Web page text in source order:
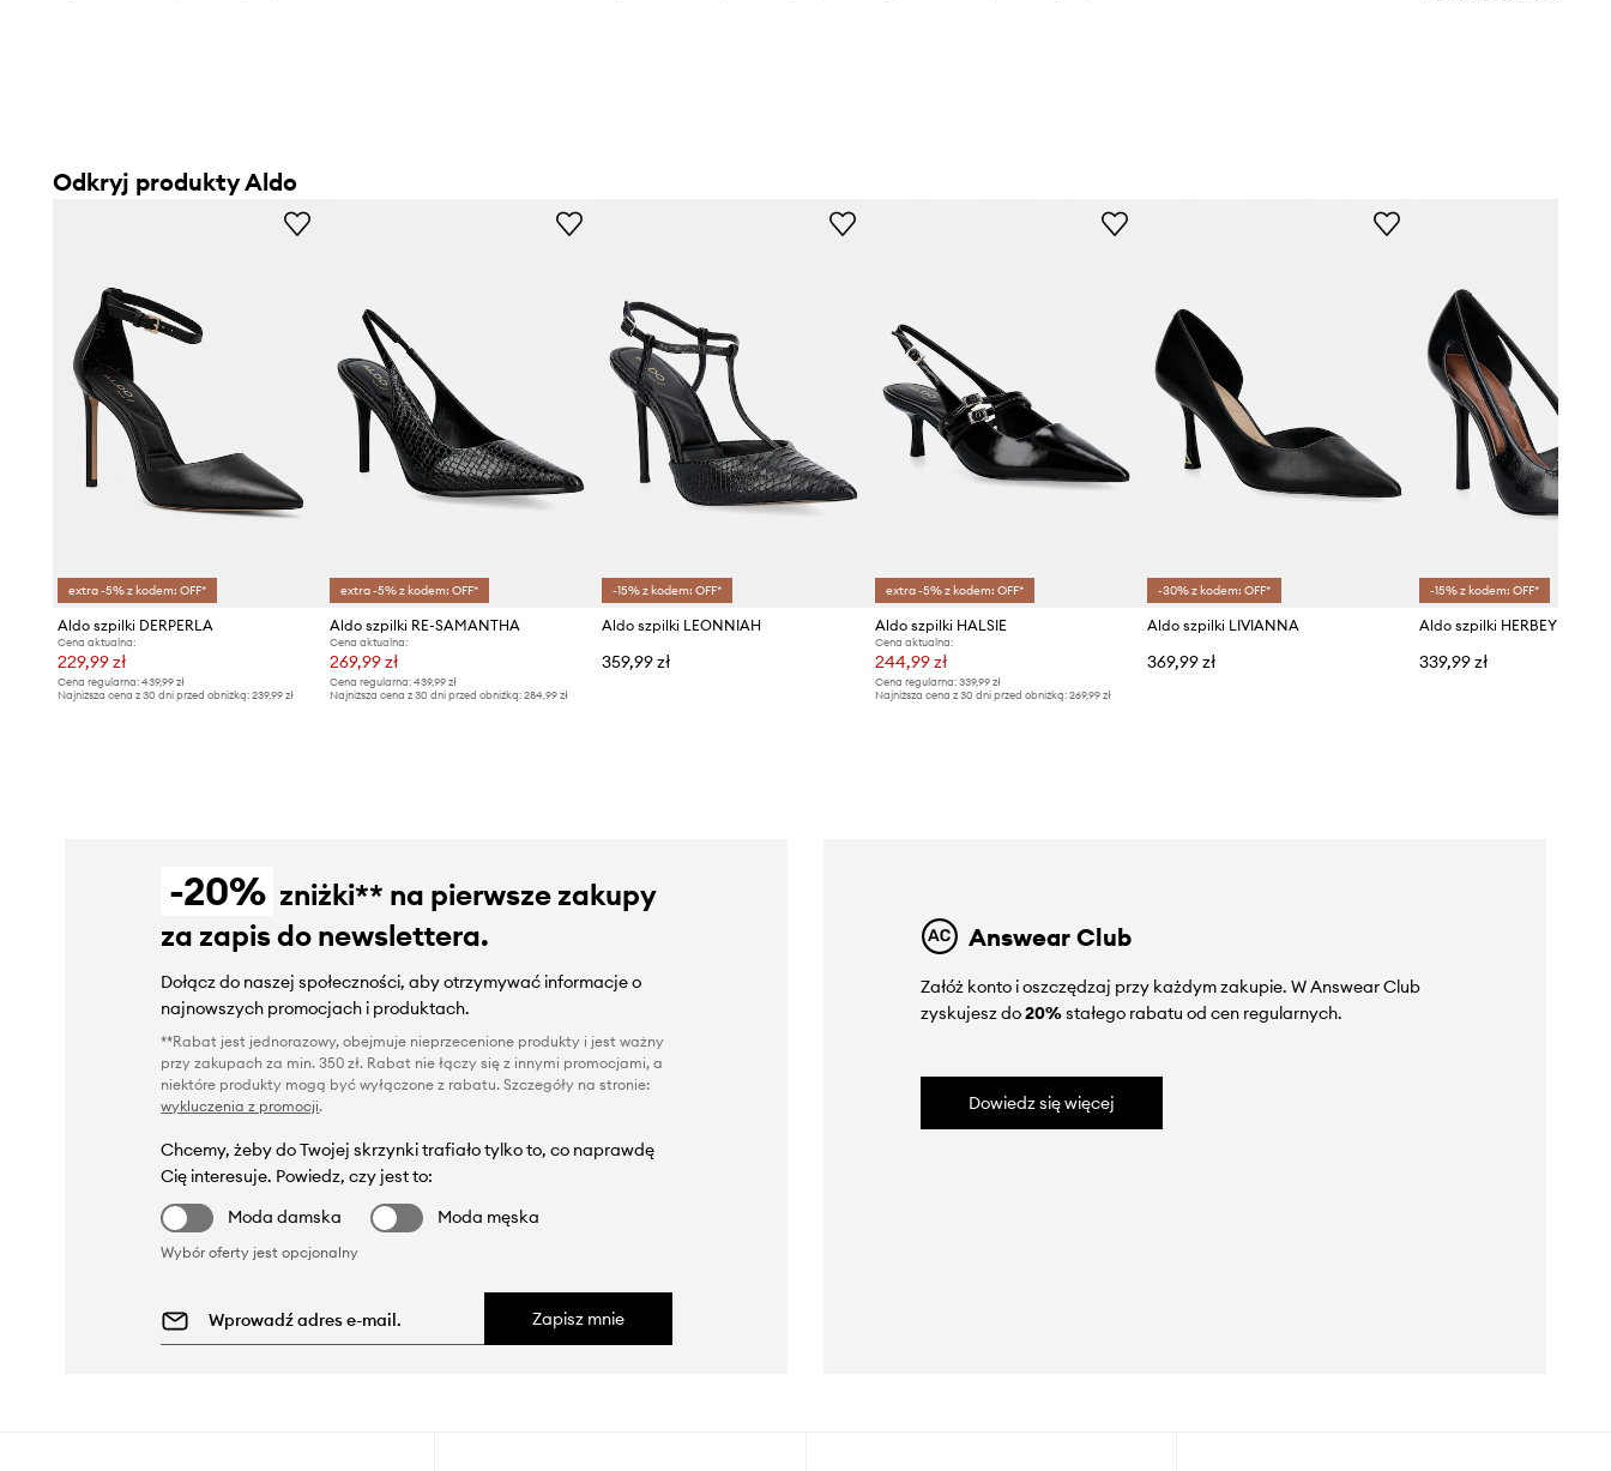
Odkryj produkty Aldo
extra -5% z kodem: OFF*
Aldo szpilki DERPERLA
Cena aktualna:
229,99 zł
Cena regularna: 439,99 zł
Najniższa cena z 30 dni przed obniżką: 239,99 zł
extra -5% z kodem: OFF*
Aldo szpilki RE-SAMANTHA
Cena aktualna:
269,99 zł
Cena regularna:439,99 zł
Najniższa cena z 30 dni przed obniżką:284,99 zł
-15% z kodem: OFF*
Aldo szpilki LEONNIAH
359,99 zł
extra -5% z kodem: OFF*
Aldo szpilki HALSIE
Cena aktualna:
244,99 zł
Cena regularna: 339,99 zł
Najniższa cena z 30 dni przed obniżką: 269,99 zł
-30% z kodem: OFF*
Aldo szpilki LIVIANNA
369,99 zł
-15% z kodem: OFF*
Aldo szpilki HERBEY
339,99 zł
-20% zniżki** na pierwsze zakupy
za zapis do newslettera.
Dołącz do naszej społeczności, aby otrzymywać informacje o
najnowszych promocjach i produktach.
**Rabat jest jednorazowy, obejmuje nieprzecenione produkty i jest ważny
przy zakupach za min. 350 zł. Rabat nie łączy się z innymi promocjami, a
niektóre produkty mogą być wyłączone z rabatu. Szczegóły na stronie:
wykluczenia z promocji.
Chcemy, żeby do Twojej skrzynki trafiało tylko to, co naprawdę
Cię interesuje. Powiedz, czy jest to:
Moda damska
Moda męska
Wybór oferty jest opcjonalny
Zapisz mnie
Answear Club
Załóż konto i oszczędzaj przy każdym zakupie. W Answear Club
zyskujesz do20%stałego rabatu od cen regularnych.
Dowiedz się więcej